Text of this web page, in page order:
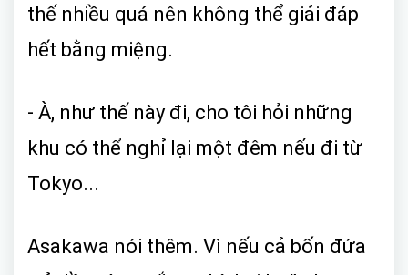
thế nhiều quá nên không thể giải đáp
hết bằng miệng.
- À, như thế này đi, cho tôi hỏi những
khu có thể nghỉ lại một đêm nếu đi từ
Tokyo...
Asakawa nói thêm. Vì nếu cả bốn đứa